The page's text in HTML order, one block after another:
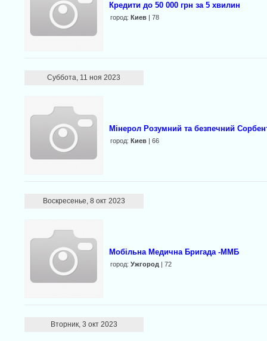
Кредити до 50 000 грн за 5 хвилин
город: Киев| 78
Суббота, 11 ноя 2023
Мінерол Розумний та безпечний
город: Киев| 66
Воскресенье, 8 окт 2023
Мобільна Медична Бригада -MMБ
город: Ужгород | 72
Вторник, 3 окт 2023